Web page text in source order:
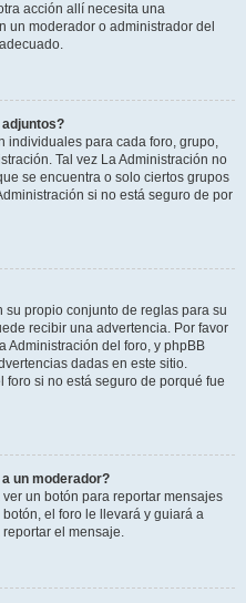
acción allí necesita una
un moderador o administrador del
individuales para cada foro, grupo,
Tal vez La Administración no
se encuentra o solo ciertos grupos
si no está seguro de por
su propio conjunto de reglas para su
recibir una advertencia. Por favor
Administración del foro, y phpBB
dadas en este sitio.
si no está seguro de porqué fue
un moderador?
un botón para reportar mensajes
el foro le llevará y guiará a
el mensaje.